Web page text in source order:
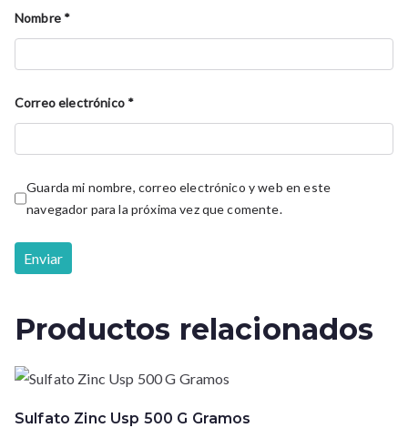
Nombre *
Correo electrónico *
Guarda mi nombre, correo electrónico y web en este
navegador para la próxima vez que comente.
Productos relacionados
Sulfato Zinc Usp 500 G Gramos